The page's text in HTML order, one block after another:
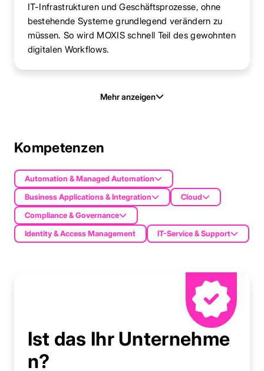
IT-Infrastrukturen und Geschäftsprozesse, ohne
bestehende Systeme grundlegend verändern zu
müssen. So wird MOXIS schnell Teil des gewohnten
digitalen Workflows.
Mehr anzeigen
Kompetenzen
Automation & Managed Automation
Business Applications & Integration
Cloud
Compliance & Governance
Identity & Access Management
IT-Service & Support
Ist das Ihr Unternehme
n?